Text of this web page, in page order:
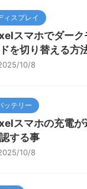
ィスプレイ
スマホでダーク
を切り替える方
10/8
ッテリー
スマホの充電が
する事
10/8